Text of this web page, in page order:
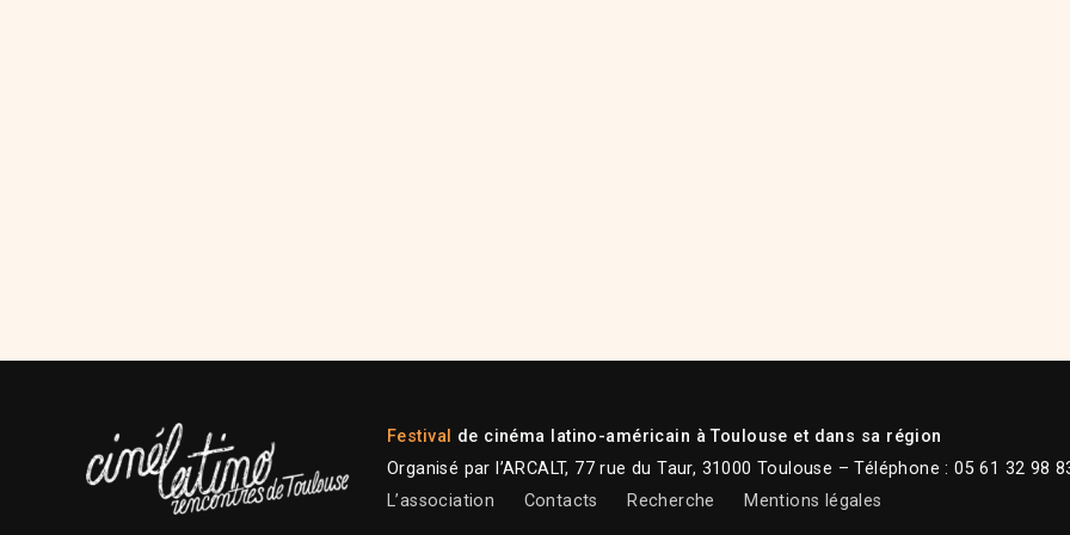
Festival de cinéma latino-américain à Toulouse et dans sa région
Organisé par l’ARCALT, 77 rue du Taur, 31000 Toulouse – Téléphone : 05 61 32 98
L’association
Contacts Recherche Mentions légales